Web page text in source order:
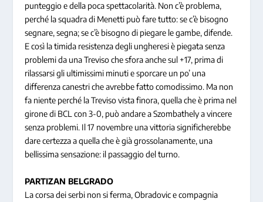
punteggio e della poca spettacolarità. Non c’è problema,
perché la squadra di Menetti può fare tutto: se c’è bisogno
segnare, segna; se c’è bisogno di piegare le gambe, difende.
E così la timida resistenza degli ungheresi è piegata senza
problemi da una Treviso che sfora anche sul +17, prima di
rilassarsi gli ultimissimi minuti e sporcare un po’ una
differenza canestri che avrebbe fatto comodissimo. Ma non
fa niente perché la Treviso vista finora, quella che è prima nel
girone di BCL con 3-0, può andare a Szombathely a vincere
senza problemi. Il 17 novembre una vittoria significherebbe
dare certezza a quella che è già grossolanamente, una
bellissima sensazione: il passaggio del turno.
PARTIZAN BELGRADO
La corsa dei serbi non si ferma, Obradovic e compagnia